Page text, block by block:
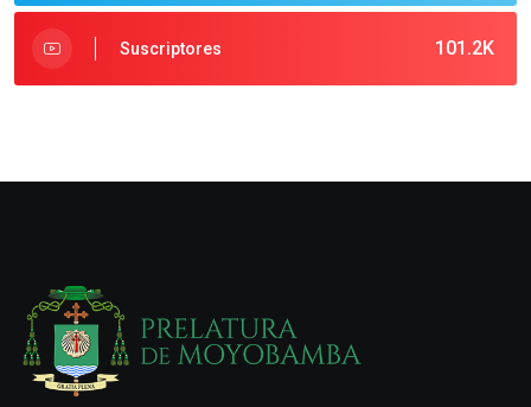
101.2K
Suscriptores